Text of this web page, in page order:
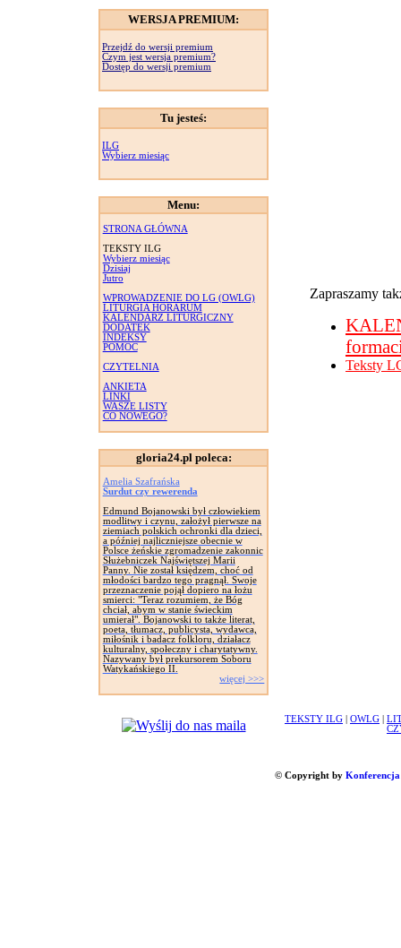
WERSJA PREMIUM:
Przejdź do wersji premium
Czym jest wersja premium?
Dostęp do wersji premium
Tu jesteś:
ILG
Wybierz miesiąc
Menu:
STRONA GŁÓWNA
TEKSTY ILG
Wybierz miesiąc
Dzisiaj
Jutro
WPROWADZENIE DO LG (OWLG)
LITURGIA HORARUM
KALENDARZ LITURGICZNY
DODATEK
INDEKSY
POMOC
CZYTELNIA
ANKIETA
LINKI
WASZE LISTY
CO NOWEGO?
gloria24.pl poleca:
Amelia Szafrańska
Surdut czy rewerenda
Edmund Bojanowski był człowiekiem
modlitwy i czynu, założył pierwsze na
ziemiach polskich ochronki dla dzieci,
a później najliczniejsze obecnie w
Polsce żeńskie zgromadzenie zakonnic
Służebniczek Najświętszej Marii
Panny. Nie został księdzem, choć od
młodości bardzo tego pragnął. Swoje
przeznaczenie pojął dopiero na łożu
smierci: "Teraz rozumiem, że Bóg
chciał, abym w stanie świeckim
umierał". Bojanowski to także literat,
poeta, tłumacz, publicysta, wydawca,
miłośnik i badacz folkloru, działacz
kulturalny, społeczny i charytatywny.
Nazywany był prekursorem Soboru
Watykańskiego II.
więcej >>>
Zapraszamy
Teksty
TEKSTY ILG OWLG
© Copyright by Konferencja